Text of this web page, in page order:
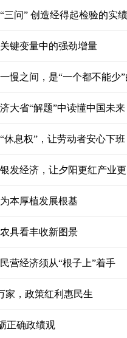
三问” 创造经得起检验的实绩
键变量中的强劲增量
慢之间，是“一个都不能少
大省“解题”中读懂中国未来
休息权”，让劳动者安心下班
发经济，让夕阳更红产业
本厚植发展根基
具看丰收新图景
营经济须从“根子上”着手
家，政策红利惠民生
正确政绩观